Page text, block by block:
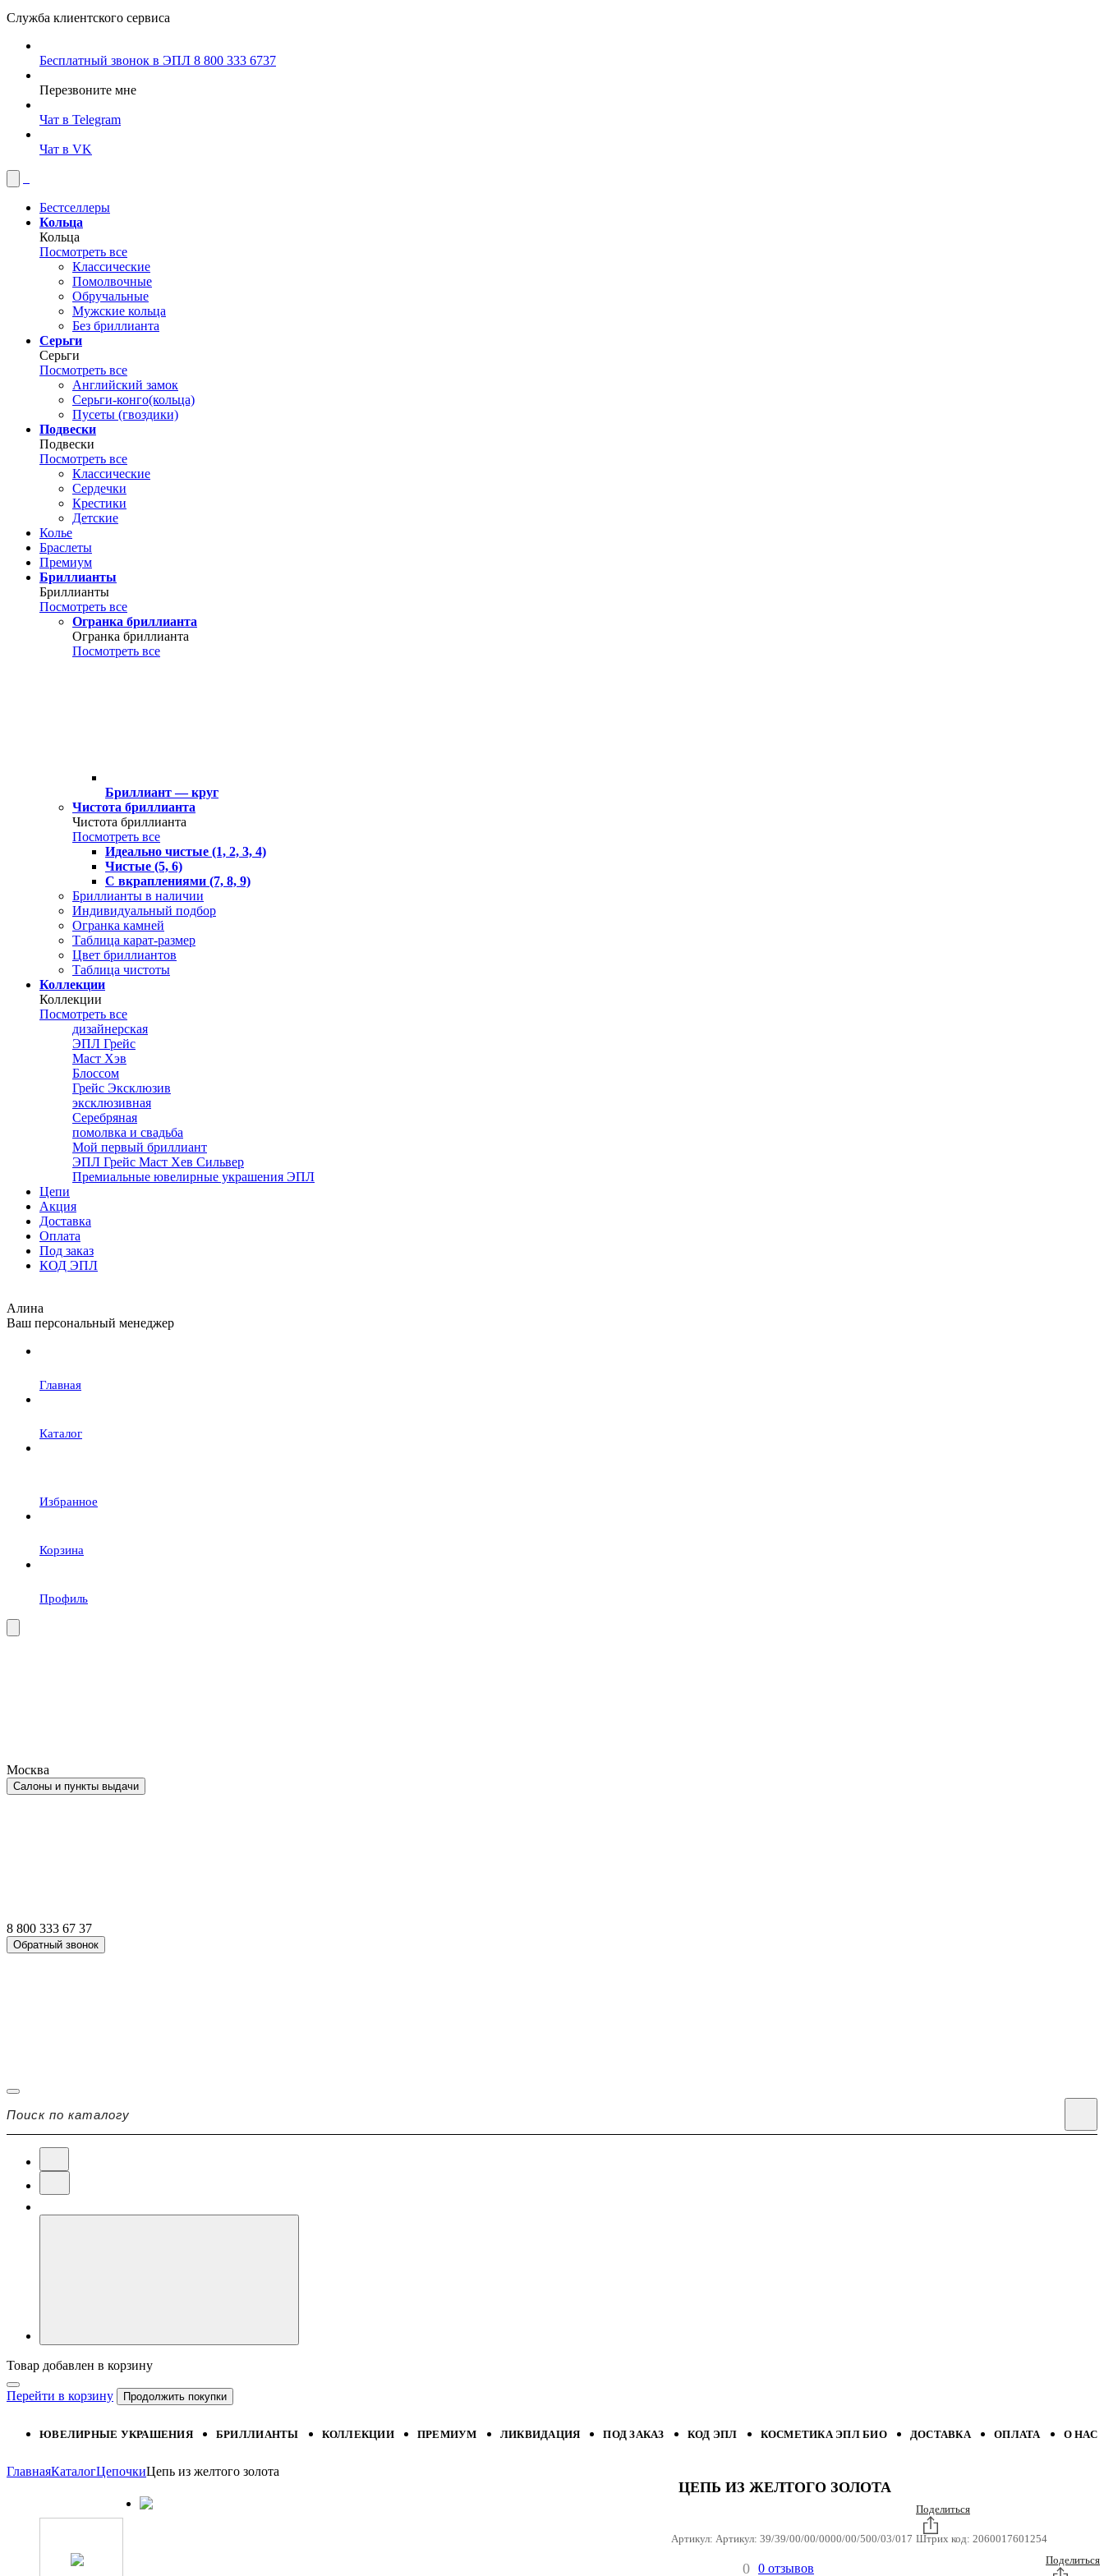
Служба клиентского сервиса
Бесплатный звонок в ЭПЛ 8 800 333 6737
Перезвоните мне
Чат в Telegram
Чат в VK
Бестселлеры
Кольца
Кольца
Посмотреть все
Классические
Помолвочные
Обручальные
Мужские кольца
Без бриллианта
Серьги
Серьги
Посмотреть все
Английский замок
Серьги-конго(кольца)
Пусеты (гвоздики)
Подвески
Подвески
Посмотреть все
Классические
Сердечки
Крестики
Детские
Колье
Браслеты
Премиум
Бриллианты
Бриллианты
Посмотреть все
Огранка бриллианта
Огранка бриллианта
Посмотреть все
Бриллиант — круг
Чистота бриллианта
Чистота бриллианта
Посмотреть все
Идеально чистые (1, 2, 3, 4)
Чистые (5, 6)
С вкраплениями (7, 8, 9)
Бриллианты в наличии
Индивидуальный подбор
Огранка камней
Таблица карат-размер
Цвет бриллиантов
Таблица чистоты
Коллекции
Коллекции
Посмотреть все
дизайнерская
ЭПЛ Грейс
Маст Хэв
Блоссом
Грейс Эксклюзив
эксклюзивная
Серебряная
помолвка и свадьба
Мой первый бриллиант
ЭПЛ Грейс Маст Хев Сильвер
Премиальные ювелирные украшения ЭПЛ
Цепи
Акция
Доставка
Оплата
Под заказ
КОД ЭПЛ
Алина
Ваш персональный менеджер
Главная
Каталог
Избранное
Корзина
Профиль
Москва
Салоны и пункты выдачи
8 800 333 67 37
Обратный звонок
Товар добавлен в корзину
Перейти в корзину Продолжить покупки
ЮВЕЛИРНЫЕ УКРАШЕНИЯ БРИЛЛИАНТЫ КОЛЛЕКЦИИ ПРЕМИУМ ЛИКВИДАЦИЯ ПОД ЗАКАЗ КОД ЭПЛ КОСМЕТИКА ЭПЛ БИО ДОСТАВКА ОПЛАТА О НАС
ГлавнаяКаталогЦепочкиЦепь из желтого золота
ЦЕПЬ ИЗ ЖЕЛТОГО ЗОЛОТА
Артикул: Артикул: 39/39/00/00/0000/00/500/03/017
Поделиться
Штрих код: 2060017601254
0 0 отзывов
Поделиться